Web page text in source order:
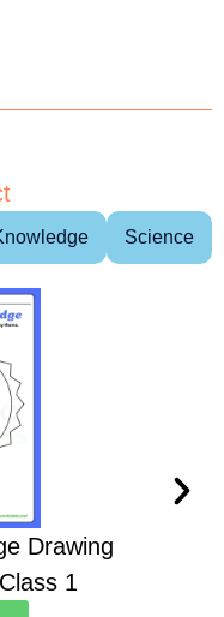
Science
Drawing
1